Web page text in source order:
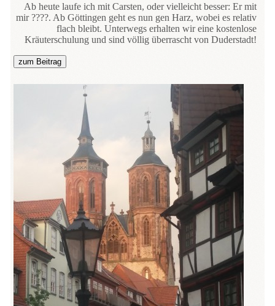
Ab heute laufe ich mit Carsten, oder vielleicht besser: Er mit
mir ????. Ab Göttingen geht es nun gen Harz, wobei es relativ
flach bleibt. Unterwegs erhalten wir eine kostenlose
Kräuterschulung und sind völlig überrascht von Duderstadt!
zum Beitrag